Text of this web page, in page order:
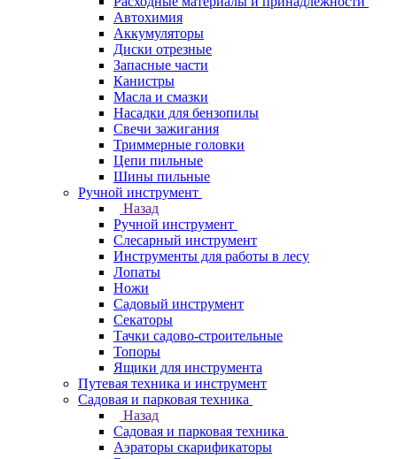
Автохимия
Аккумуляторы
Диски отрезные
Запасные части
Канистры
Масла и смазки
Насадки для бензопилы
Свечи зажигания
Триммерные головки
Цепи пильные
Шины пильные
Ручной инструмент
Назад
Ручной инструмент
Cлесарный инструмент
Инструменты для работы в лесу
Лопаты
Ножи
Садовый инструмент
Секаторы
Тачки садово-строительные
Топоры
Ящики для инструмента
Путевая техника и инструмент
Садовая и парковая техника
Назад
Садовая и парковая техника
Аэраторы скарификаторы